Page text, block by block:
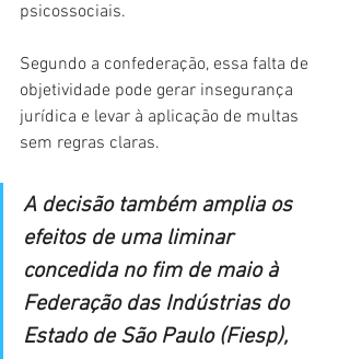
psicossociais.
Segundo a confederação, essa falta de
objetividade pode gerar insegurança
jurídica e levar à aplicação de multas
sem regras claras.
A decisão também amplia os
efeitos de uma liminar
concedida no fim de maio à
Federação das Indústrias do
Estado de São Paulo (Fiesp),